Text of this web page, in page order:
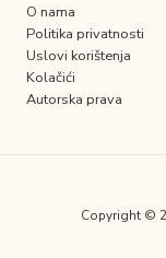
O nama
Politika privatnosti
Uslovi korištenja
Kolačići
Autorska prava
Copyright ©